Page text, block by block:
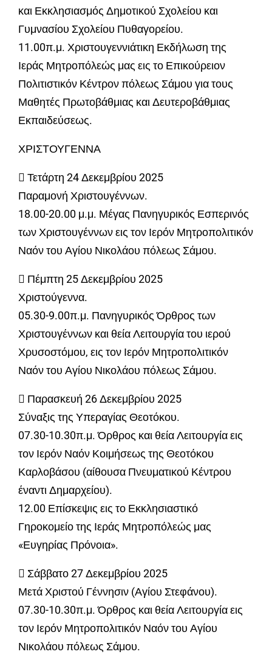
και Εκκλησιασμός Δημοτικού Σχολείου και
Γυμνασίου Σχολείου Πυθαγορείου.
11.00π.μ. Χριστουγεννιάτικη Εκδήλωση της
Ιεράς Μητροπόλεώς μας εις το Επικούρειον
Πολιτιστικόν Κέντρον πόλεως Σάμου για τους
Μαθητές Πρωτοβάθμιας και Δευτεροβάθμιας
Εκπαιδεύσεως.
ΧΡΙΣΤΟΥΓΕΝΝΑ
 Τετάρτη 24 Δεκεμβρίου 2025
Παραμονή Χριστουγέννων.
18.00-20.00 μ.μ. Μέγας Πανηγυρικός Εσπερινός
των Χριστουγέννων εις τον Ιερόν Μητροπολιτικόν
Ναόν του Αγίου Νικολάου πόλεως Σάμου.
 Πέμπτη 25 Δεκεμβρίου 2025
Χριστούγεννα.
05.30-9.00π.μ. Πανηγυρικός Όρθρος των
Χριστουγέννων και θεία Λειτουργία του ιερού
Χρυσοστόμου, εις τον Ιερόν Μητροπολιτικόν
Ναόν του Αγίου Νικολάου πόλεως Σάμου.
 Παρασκευή 26 Δεκεμβρίου 2025
Σύναξις της Υπεραγίας Θεοτόκου.
07.30-10.30π.μ. Όρθρος και θεία Λειτουργία εις
τον Ιερόν Ναόν Κοιμήσεως της Θεοτόκου
Καρλοβάσου (αίθουσα Πνευματικού Κέντρου
έναντι Δημαρχείου).
12.00 Επίσκεψις εις το Εκκλησιαστικό
Γηροκομείο της Ιεράς Μητροπόλεώς μας
«Ευγηρίας Πρόνοια».
 Σάββατο 27 Δεκεμβρίου 2025
Μετά Χριστού Γέννησιν (Αγίου Στεφάνου).
07.30-10.30π.μ. Όρθρος και θεία Λειτουργία εις
τον Ιερόν Μητροπολιτικόν Ναόν του Αγίου
Νικολάου πόλεως Σάμου.